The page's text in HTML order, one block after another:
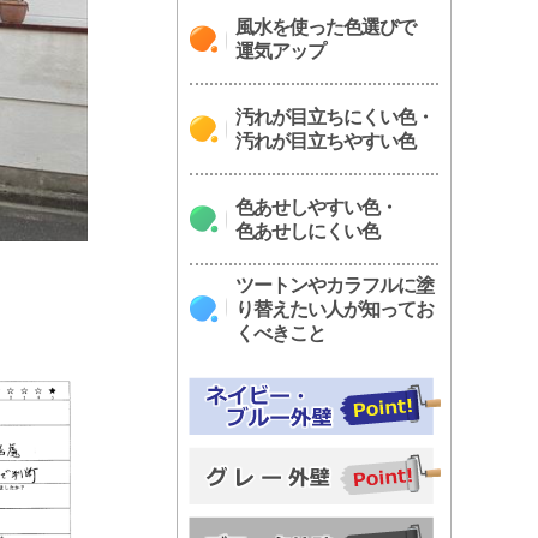
風水を使った色選びで
運気アップ
汚れが目立ちにくい色・
汚れが目立ちやすい色
色あせしやすい色・
色あせしにくい色
ツートンやカラフルに塗
り替えたい人が知ってお
くべきこと